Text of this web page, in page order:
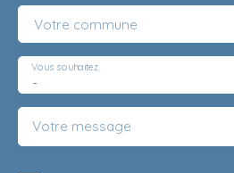
Votre commune
-
Vous souhaitez
Votre message